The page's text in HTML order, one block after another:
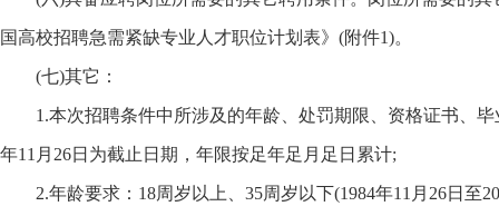
国高校招聘急需紧缺专业人才职位计划表》(附件1)。
(七)其它：
1.本次招聘条件中所涉及的年龄、处罚期限、资格证书、毕
年11月26日为截止日期，年限按足年足月足日累计;
2.年龄要求：18周岁以上、35周岁以下(1984年11月26日至